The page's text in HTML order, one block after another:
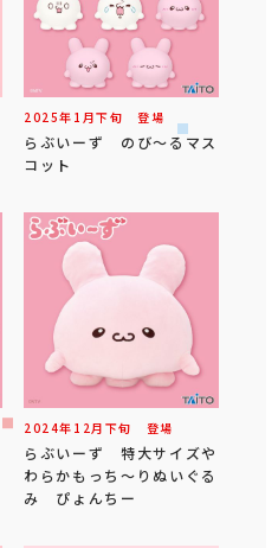
2025年 1 月下旬 登場
らぶいーず のび～るマス
コット
2024年 12 月 下旬 登場
らぶいーず 特大サイズや
わらかもっち～りぬいぐる
み ぴょんちー